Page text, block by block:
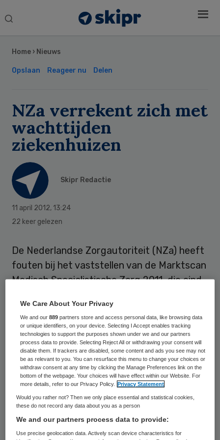
Search
Home › Nieuws
Opslaan Reageer nu Delen
NZa verrekent zich met
wachttijden
ziekenhuizen
Skipr Redactie
11 april 2012, 13:24
22 keer gelezen
De Nederlandse Zorgautoriteit (NZa) heeft
fouten bij het vaststellen van de Marktscan
Medisch Specialistische Zorg 2011, die eind
Kamer. In het gepresenteerde rapport lijken
sommige wachttijden korter dan dat ze in
werkelijkheid zijn. Ook is er voor de
wachttijd tot behandeling een foutieve
Treeknorm gehanteerd.
In een brief aan de Tweede Kamer spreekt
minister Schippers van Volksgezondheid van
“onvolkomenheden”,die niets afdoen aan de
door de NZa geconstateerde daling van de
Sidebar
We Care About Your Privacy
We and our889 partners store and access personal data, like browsing data
or unique identifiers, on your device. Selecting I Accept enables tracking
technologies to support the purposes shown under we and our partners
process data to provide. Selecting Reject All or withdrawing your consent will
disable them. If trackers are disabled, some content and ads you see may not
be as relevant to you. You can resurface this menu to change your choices or
withdraw consent at any time by clicking the Manage Preferences link on the
bottom of the webpage. Your choices will have effect within our Website. For
more details, refer to our Privacy Policy.
Privacy Statement
Would you rather not? Then we only place essential and statistical cookies,
these do not record any data about you as a person
We and our partners process data to provide:
Use precise geolocation data. Actively scan device characteristics for